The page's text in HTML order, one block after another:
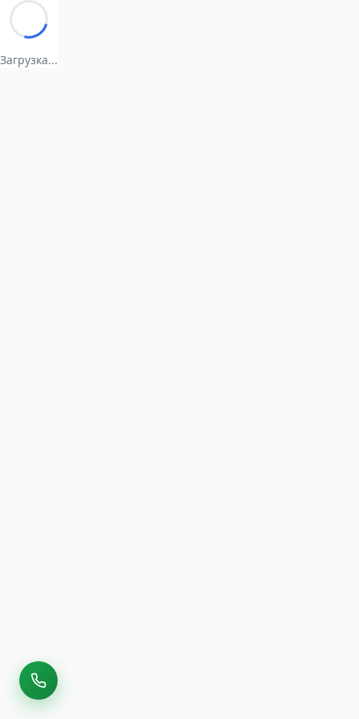
Загрузка...